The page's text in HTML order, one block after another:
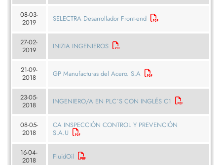
08-03-
2019
SELECTRA Desarrollador Front-end
27-02-
2019
INIZIA INGENIEROS
21-09-
2018
GP Manufacturas del Acero. S.A
23-05-
2018
INGENIERO/A EN PLC´S CON INGLÉS C1
08-05-
2018
CA INSPECCIÓN CONTROL Y PREVENCIÓN
S.A.U
16-04-
2018
FluidOil